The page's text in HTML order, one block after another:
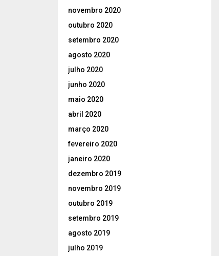
novembro 2020
outubro 2020
setembro 2020
agosto 2020
julho 2020
junho 2020
maio 2020
abril 2020
março 2020
fevereiro 2020
janeiro 2020
dezembro 2019
novembro 2019
outubro 2019
setembro 2019
agosto 2019
julho 2019